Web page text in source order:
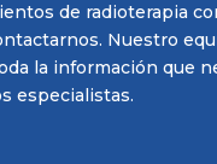
de radioterapia
Nuestro
la información que
especialistas.